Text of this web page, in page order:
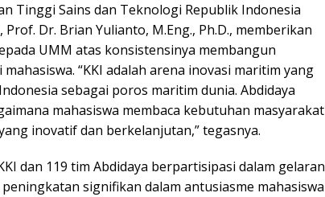
Tinggi Sains dan Teknologi Republik Indonesia
Dr. Brian Yulianto, M.Eng., Ph.D., memberikan
UMM atas konsistensinya membangun
“KKI adalah arena inovasi maritim yang
sebagai poros maritim dunia. Abdidaya
mahasiswa membaca kebutuhan masyarakat
inovatif dan berkelanjutan,” tegasnya.
dan 119 tim Abdidaya berpartisipasi dalam gelaran
signifikan dalam antusiasme mahasiswa